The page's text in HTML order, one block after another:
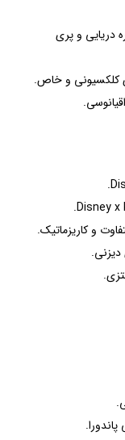
دریایی و پری
و کاریزماتیک.
دیزنی.